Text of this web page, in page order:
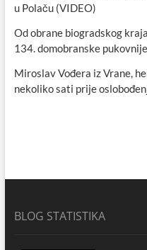
u Polaču (VIDEO)
Od obrane biogradskog
134. domobranske
Miroslav Vođera iz Vrane,
nekoliko sati prije
BLOG STATISTIKA